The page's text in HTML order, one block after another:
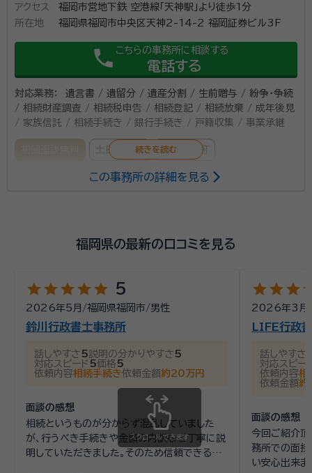
談時にお尋ねください）。 【当事務所が選ばれる理由】 ・弁護士
自身が税理士登録。更に司法書士などと連携して対応するため、
弊社ですべてお手続きが完了します。 ・在籍する弁護士・スタッ
フが「メンタル心理カウンセラー」の資格を有しており、各種ご相
談に、カウンセラーが同席。安心してご相談いただけます。 ・ご来
所・お電話・Zoom等あらゆる相談方法可。コロナ禍でもご安心
ください。 私たちはご相談者様に「少しでも安心して帰っていた
だきたい」という想いで日々ご相談をお受けしています。 よって
まずはお話しやすい環境、雰囲気作りがとても大切だと考えてい
ます。 電話応対ひとつから、気持ちのいい、話しやすい雰囲気を
感じていただけるように心掛けています。 本江法律事務所では
弁護士とカウンセラーが一緒にご相談をお聞きいたします。 弁
はなんなりとお尋ねください。 【安心の対応体制】 ■初回相談無
遺産分割の着手金：0円 費用面をご心配されずに、まずは遺産
分割協議をスタートすることが可能です。 まずはご相談くださ
い。 ■メンタル心理カウンセラー常駐 本江法律事務所では弁護
士とカウンセラーが一緒にご相談をお聞きいたします。 ■オン
でもご相談いただけるよう、オンラインでの面談にも対応してお
ります。 ■地下鉄天神駅直結、駐車場もあり（コロナ禍でも安
心！） 地下鉄天神駅と直結。 西口改札を出てすぐ左へ。3番出
口が当事務所が入所する福岡朝日会館です。 また、お車でお越
しの方も駐車場をご用意しています。
アクセス
福岡市営地下鉄 空港線「天神駅」より徒歩1分
所在地
福岡県福岡市中央区天神2-14-2 福岡証券ビル3F
phone こちらの事務所に相談する
電話する
対応業務：
遺言書 / 遺留分 / 遺産分割 / 生前贈与 / 紛争・争続
/ 相続財産調査 / 相続税申告 / 相続登記 / 相続放棄 / 成年後見
/ 家族信託 / 相続手続き / 銀行手続き / 戸籍収集 / 事業承継
土日相談可 電話相談可
京都大学法学部 卒業 京都大学法科大学院 修了 2013年 司法試
相続や遺言に関する問題は家族や親族で話し合うため複雑にな
りがちです。 「遺産の分け方が決まらない」「遺言の内容に納得
できない」「どんな財産があるのかわからない」など、相続や遺言
スタンスにぜひご相談ください。 グループ法人に所属する税理
士や司法書士などの他士業とも連携したワンストップでの対応
資格等：弁護士
福岡県弁護士会
この事務所の詳細を見る
福岡県の最新の口コミを見る
starstarstarstarstar 5
2026年5月 /福岡県福岡市/男性
鈴川行政書士事務所
話しやすさ 5説明の分かりやすさ 5
対応スピード 5価格 5
依頼内容相続手続き依頼金額約20万円
面談の感想
相続というものが分からず混乱していました
が、行うべき手続きや金額の内訳など丁寧に説
明していただきました。そのため信頼できる方
starstarstar
2026年3月
LIFE行政
話しやすさ
対応スピー
依頼内容相
依頼金額約
面談の感想
今回ご紹介頂
務所での面接
い安心出来ま
スクロールできます